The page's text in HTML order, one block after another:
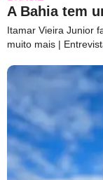
A Bahia tem
Itamar Vieira Junior
muito mais |